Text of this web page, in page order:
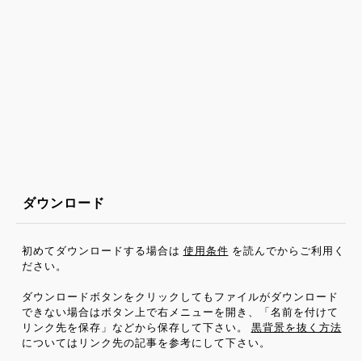
ダウンロード
初めてダウンロードする場合は 使用条件 を読んでからご利用く
ださい。
ダウンロードボタンをクリックしてもファイルがダウンロード
できない場合はボタン上で右メニューを開き、「名前を付けて
リンク先を保存」などから保存して下さい。
黒背景を抜く方法
についてはリンク先の記事を参考にして下さい。